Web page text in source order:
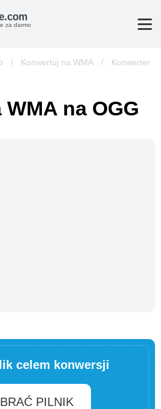
za darmo
/ Konwertuj na WMA /
Konwerter
na OGG
celem konwersji
PILNIK